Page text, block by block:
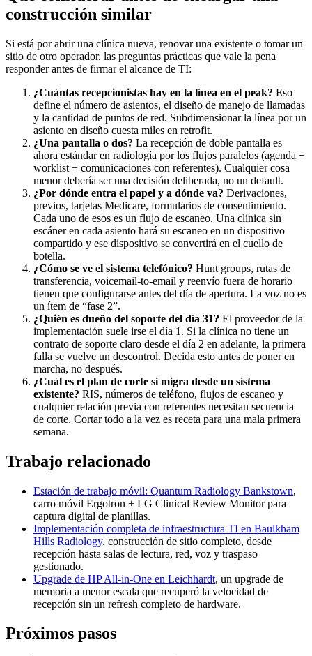
construcción similar
Si está por abrir una clínica nueva, renovar una existente o tomar un
sitio de otro operador, las preguntas prácticas que vale la pena
responder antes de firmar el alcance de TI:
¿Cuántas recepcionistas hay en la línea en el peak? Eso
define el número de asientos, el diseño de manejo de llamadas
y la cantidad de puntos de red. Subdimensionar la línea por un
asiento en diseño cuesta miles en retrofit.
¿Una pantalla o dos? La recepción de doble pantalla es
ahora estándar en radiología por los flujos paralelos (agenda +
worklist + comunicaciones con referentes). Cualquier cosa
menor debería ser una decisión deliberada, no un default.
¿Por dónde entra el papel y a dónde va? Derivaciones,
previos, tarjetas Medicare, formularios de consentimiento.
Cada uno de esos es un flujo de escaneo. Una clínica sin
escáner en cada asiento hará su escaneo en un dispositivo
compartido y ese dispositivo se convertirá en el cuello de
botella.
¿Cómo se ve el sistema telefónico? Hunt groups, rutas de
transferencia, voicemail-to-email y reenvío fuera de horario
tienen que configurarse antes del día de apertura. La voz no es
un ítem de “fase 2”.
¿Quién es dueño del soporte del día 31? El proveedor de la
implementación suele irse el día 1. Si la clínica no tiene un
contrato de soporte claro desde el día 2 en adelante, la primera
falla se vuelve un descontrol. Decida esto antes de poner en
marcha, no después.
¿Cuál es el plan de corte si migra desde un sistema
existente? RIS, números de teléfono, flujos de escaneo y
cualquier relación previa con referentes necesitan secuencia
de corte. Cortar todo a la vez es receta para una mala primera
semana.
Trabajo relacionado
Estación de trabajo móvil: Quantum Radiology Bankstown,
carro móvil Ergotron + LG Clinical Review Monitor para
captura digital de planillas.
Implementación completa de infraestructura TI en Baulkham
Hills Radiology, construcción de sitio completo, desde
recepción hasta salas de lectura, red, voz y traspaso
gestionado.
Upgrade de HP All-in-One en Leichhardt, un upgrade de
memoria a menor escala que recuperó la velocidad de
recepción sin un refresh completo de hardware.
Próximos pasos